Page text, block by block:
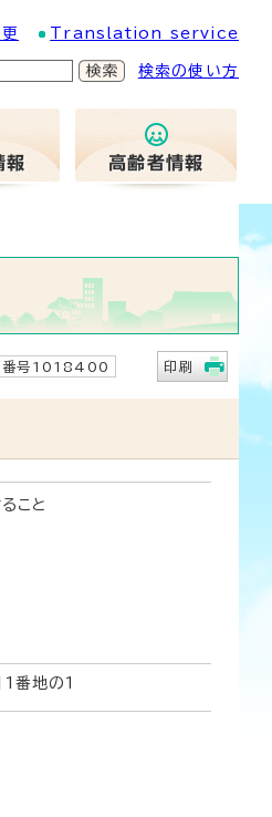
Translation service
検索の使い方
番号1018400 印刷
こと
番地の1